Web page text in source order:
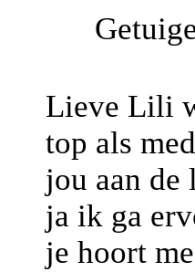
Lieve Lili
top als
jou aan de
ja ik ga
je hoort